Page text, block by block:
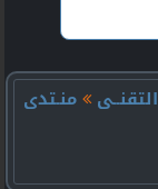
التقنــى
منـتدى